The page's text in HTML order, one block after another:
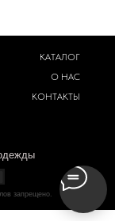
запрещено.
КАТАЛОГ
О НАС
КОНТАКТЫ